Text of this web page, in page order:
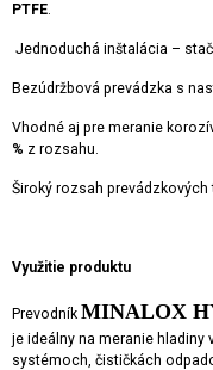
PTFE
Jednoduchá inštalácia –
Bezúdržbová prevádzka s
Vhodné aj pre meranie
% z rozsahu.
Široký rozsah prevádzkových
Využitie produktu
Prevodník MINALOX
je ideálny na meranie
systémoch, čističkách